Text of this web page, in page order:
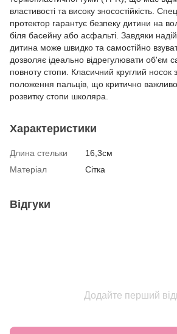
властивості та високу зносостійкість.
протектор гарантує безпеку дитини на
біля басейну або асфальті. Завдяки
дитина може швидко та самостійно
дозволяє ідеально відрегулювати об'єм
повноту стопи. Класичний круглий носок
положення пальців, що критично
розвитку стопи школяра.
Характеристики
Длина стельки
16,3см
Матеріал
Сітка
Відгуки
Додайте перший